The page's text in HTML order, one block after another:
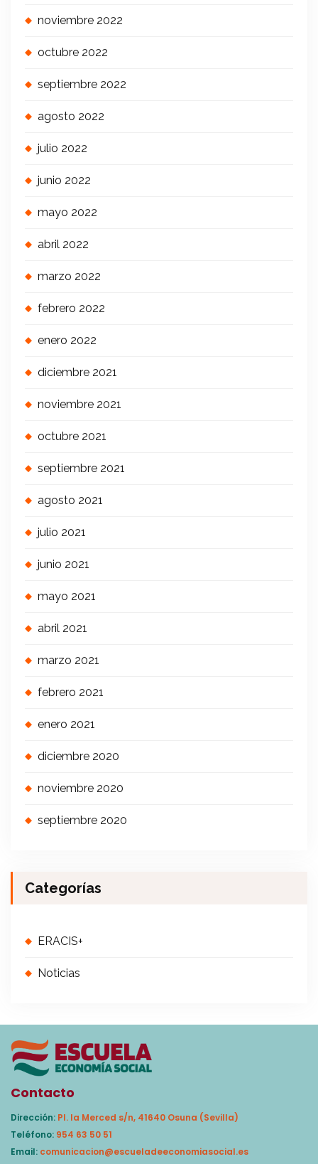
noviembre 2022
octubre 2022
septiembre 2022
agosto 2022
julio 2022
junio 2022
mayo 2022
abril 2022
marzo 2022
febrero 2022
enero 2022
diciembre 2021
noviembre 2021
octubre 2021
septiembre 2021
agosto 2021
julio 2021
junio 2021
mayo 2021
abril 2021
marzo 2021
febrero 2021
enero 2021
diciembre 2020
noviembre 2020
septiembre 2020
Categorías
ERACIS+
Noticias
Contacto
Dirección: Pl. la Merced s/n, 41640 Osuna (Sevilla)
Teléfono: 954 63 50 51
Email: comunicacion@escueladeeconomiasocial.es